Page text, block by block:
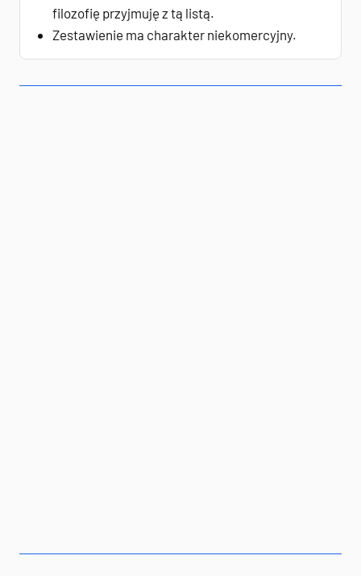
filozofię przyjmuję z tą listą.
Zestawienie ma charakter niekomercyjny.